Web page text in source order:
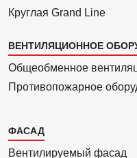
Круглая Grand Line
ВЕНТИЛЯЦИОННОЕ
Общеобменное
Противопожарное
Каталог
ФАСАД
Вентилиру­емый фасад